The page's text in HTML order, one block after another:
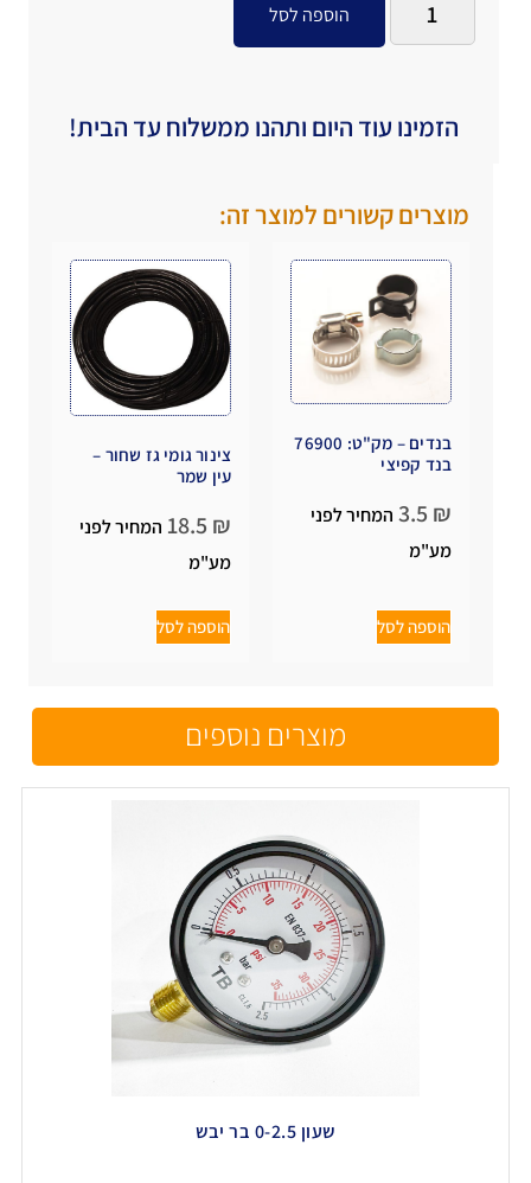
הוספה לסל
הזמינו עוד היום ותהנו ממשלוח עד הבית!
מוצרים קשורים למוצר זה:
בנדים – מק"ט: 76900
בנד קפיצי
₪
המחיר לפני
מע"מ
הוספה לסל
צינור גומי גז שחור –
עין שמר
₪
המחיר לפני
מע"מ
הוספה לסל
מוצרים נוספים
שעון 0-2.5 בר יבש